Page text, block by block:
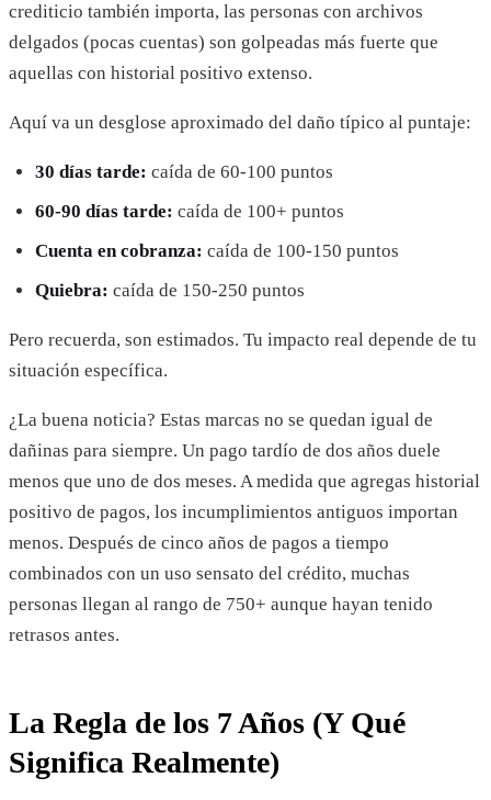
crediticio también importa, las personas con archivos
delgados (pocas cuentas) son golpeadas más fuerte que
aquellas con historial positivo extenso.
Aquí va un desglose aproximado del daño típico al puntaje:
30 días tarde: caída de 60-100 puntos
60-90 días tarde: caída de 100+ puntos
Cuenta en cobranza: caída de 100-150 puntos
Quiebra: caída de 150-250 puntos
Pero recuerda, son estimados. Tu impacto real depende de tu
situación específica.
¿La buena noticia? Estas marcas no se quedan igual de
dañinas para siempre. Un pago tardío de dos años duele
menos que uno de dos meses. A medida que agregas historial
positivo de pagos, los incumplimientos antiguos importan
menos. Después de cinco años de pagos a tiempo
combinados con un uso sensato del crédito, muchas
personas llegan al rango de 750+ aunque hayan tenido
retrasos antes.
La Regla de los 7 Años (Y Qué
Significa Realmente)